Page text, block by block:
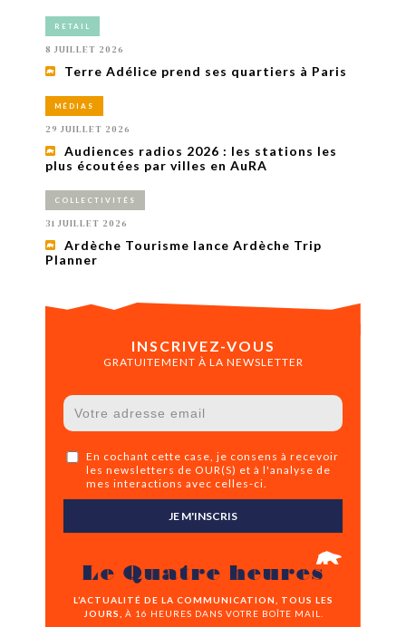
RETAIL
8 JUILLET 2026
Terre Adélice prend ses quartiers à Paris
MÉDIAS
29 JUILLET 2026
Audiences radios 2026 : les stations les
plus écoutées par villes en AuRA
COLLECTIVITÉS
31 JUILLET 2026
Ardèche Tourisme lance Ardèche Trip
Planner
INSCRIVEZ-VOUS
GRATUITEMENT À LA NEWSLETTER
En cochant cette case, je consens à recevoir
les newsletters de OUR(S) et à l'analyse de
mes interactions avec celles-ci.
JE M'INSCRIS
Le Quatre heures
L’ACTUALITÉ DE LA COMMUNICATION, TOUS LES
JOURS,
À 16 HEURES DANS VOTRE BOÎTE MAIL.